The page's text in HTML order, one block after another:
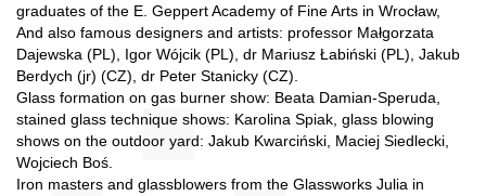
graduates of the E. Geppert Academy of Fine Arts in Wrocław,
And also famous designers and artists: professor Małgorzata
Dajewska (PL), Igor Wójcik (PL), dr Mariusz Łabiński (PL), Jakub
Berdych (jr) (CZ), dr Peter Stanicky (CZ).
Glass formation on gas burner show: Beata Damian-Speruda,
stained glass technique shows: Karolina Spiak, glass blowing
shows on the outdoor yard: Jakub Kwarciński, Maciej Siedlecki,
Wojciech Boś.
Iron masters and glassblowers from the Glassworks Julia in